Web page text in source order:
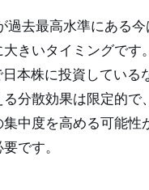
過去最高水準にある
大きいタイミングです
日本株に投資している
る分散効果は限定的で
集中度を高める可能性
です。